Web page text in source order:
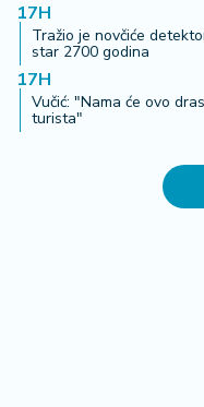
17H
Tražio je novčiće
star 2700 godina
17H
Vučić: "Nama će ovo
turista"